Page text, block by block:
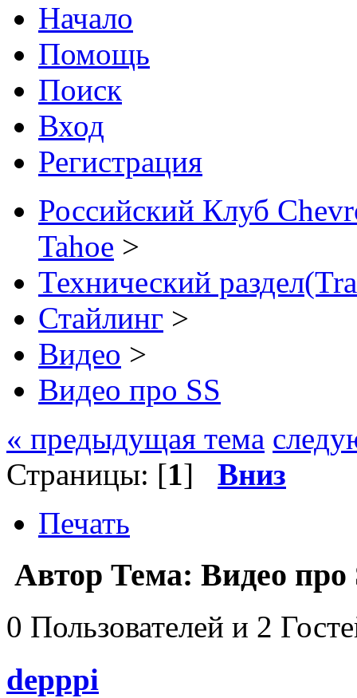
Начало
Помощь
Поиск
Вход
Регистрация
Российский Клуб
Tahoe >
Технический
Стайлинг >
Видео >
Видео про SS
« предыдущая тема
Страницы: [1] Вниз
Печать
Автор Тема: Видео про
0 Пользователей и 2
depppi